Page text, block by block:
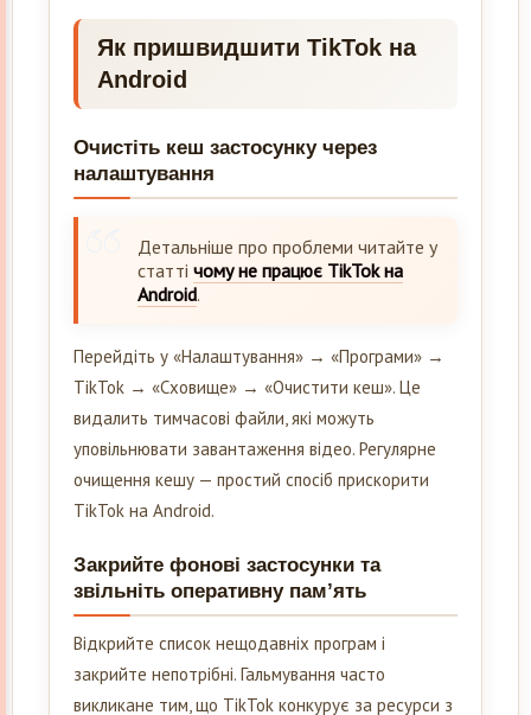
Як пришвидшити TikTok на
Android
Очистіть кеш застосунку через
налаштування
Детальніше про проблеми читайте у
статті чому не працює TikTok на
Android.
Перейдіть у «Налаштування» → «Програми» →
TikTok → «Сховище» → «Очистити кеш». Це
видалить тимчасові файли, які можуть
уповільнювати завантаження відео. Регулярне
очищення кешу — простий спосіб прискорити
TikTok на Android.
Закрийте фонові застосунки та
звільніть оперативну пам’ять
Відкрийте список нещодавніх програм і
закрийте непотрібні. Гальмування часто
викликане тим, що TikTok конкурує за ресурси з